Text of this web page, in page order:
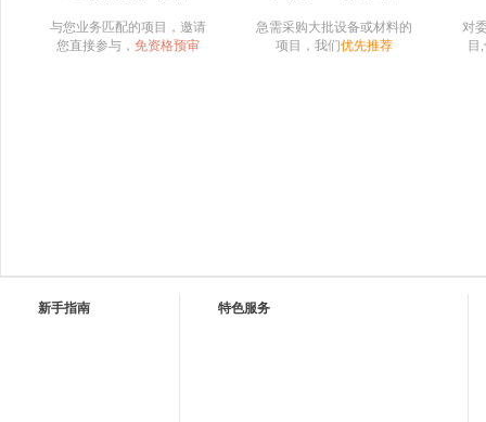
与您业务匹配的项目，邀请
您直接参与， 免资格预审
急需采购大批设备或材料的
项目，我们优先推荐
对
目
新手指南 特色服务